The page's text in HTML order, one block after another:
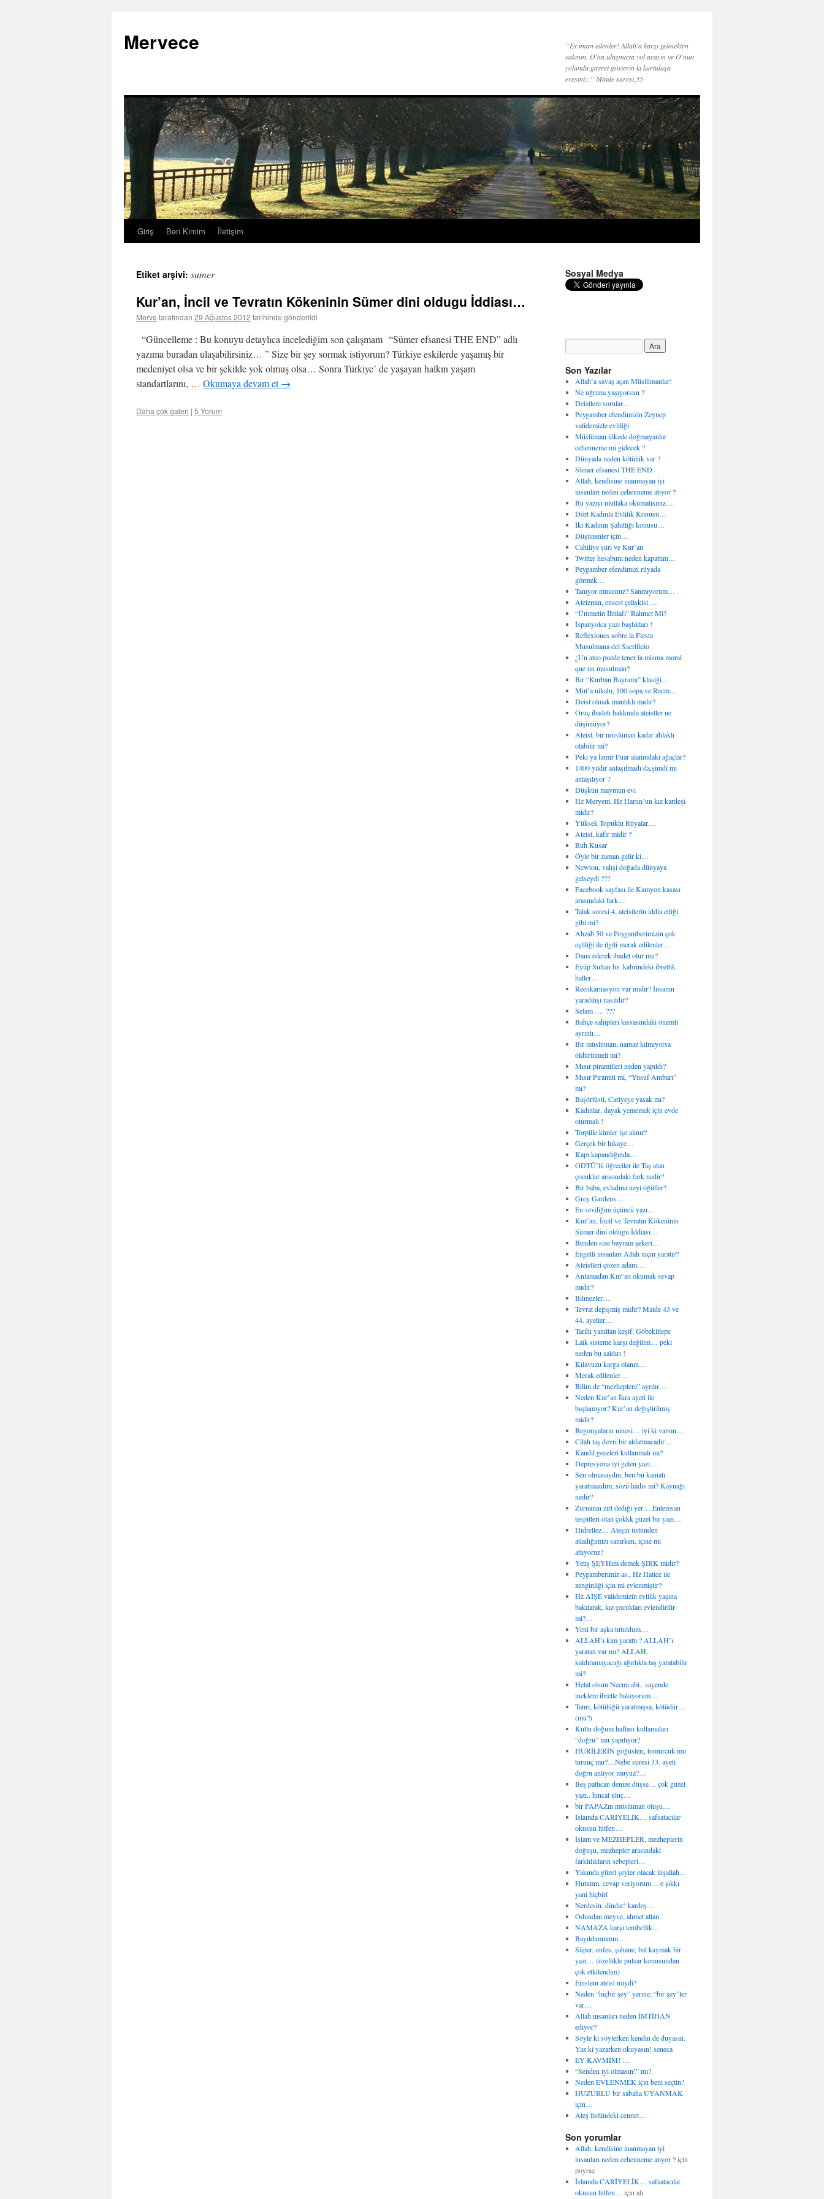
Mervece
“Ey iman edenler! Allah'a karşı gelmekten
sakının, O'na ulaşmaya yol arayın ve O'nun
yolunda gayret gösterin ki kurtuluşa
eresiniz.” Maide suresi,35
Giriş Ben Kimim İletişim
Etiket arşivi: sumer
Kur’an, İncil ve Tevratın Kökeninin Sümer dini oldugu İddiası…
Merve tarafından 29 Ağustos 2012 tarihinde gönderildi
“Güncelleme : Bu konuyu detaylıca incelediğim son çalışmam “Sümer efsanesi THE END” adlı
yazıma buradan ulaşabilirsiniz… ” Size bir şey sormak istiyorum? Türkiye eskilerde yaşamış bir
medeniyet olsa ve bir şekilde yok olmuş olsa… Sonra Türkiye’ de yaşayan halkın yaşam
standartlarını, … Okumaya devam et→
Daha çok galeri | 5 Yorum
Sosyal Medya
Son Yazılar
Allah’a savaş açan Müslümanlar!
Ne uğruna yaşıyorsun ?
Deistlere sorular…
Peygamber efendimizin Zeynep
validemizle evliliği
Müslüman ülkede doğmayanlar
cehenneme mi gidecek ?
Dünyada neden kötülük var ?
Sümer efsanesi THE END.
Allah, kendisine inanmayan iyi
insanları neden cehenneme atıyor ?
Bu yazıyı mutlaka okumalısınız…
Dört Kadınla Evlilik Konusu…
İki Kadının Şahitliği konusu…
Düşünenler için…
Cahiliye şiiri ve Kur’an
Twitter hesabımı neden kapattım…
Peygamber efendimizi rüyada
görmek…
Tanıyor musunuz? Sanmıyorum…
Ateizmin, ensest çelişkisi …
“Ümmetin İhtilafı” Rahmet Mi?
İspanyolca yazı başlıkları !
Reflexiones sobre la Fiesta
Musulmana del Sacrificio
¿Un ateo puede tener la misma moral
que un musulmán?
Bir “Kurban Bayramı” klasiği…
Mut’a nikahı, 100 sopa ve Recm…
Deist olmak mantıklı mıdır?
Oruç ibadeti hakkında ateistler ne
düşünüyor?
Ateist, bir müslüman kadar ahlaklı
olabilir mi?
Peki ya İzmir Fuar alanındaki ağaçlar?
1400 yıldır anlaşılmadı da,şimdi mi
anlaşılıyor ?
Düşkün maymun evi
Hz Meryem, Hz Harun’un kız kardeşi
midir?
Yüksek Topuklu Rüyalar…
Ateist, kafir midir ?
Ruh Kusar
Öyle bir zaman gelir ki…
Newton, vahşi doğada dünyaya
gelseydi ???
Facebook sayfası ile Kamyon kasası
arasındaki fark…
Talak suresi 4, ateistlerin iddia ettiği
gibi mi?
Ahzab 50 ve Peygamberimizin çok
eşliliği ile ilgili merak edilenler…
Dans ederek ibadet olur mu?
Eyüp Sultan hz. kabrindeki ibretlik
haller…
Reenkarnasyon var mıdır? İnsanın
yaradılışı nasıldır?
Selam …. ???
Bahçe sahipleri kıssasındaki önemli
ayrıntı…
Bir müslüman, namaz kılmıyorsa
öldürülmeli mi?
Mısır piramitleri neden yapıldı?
Mısır Piramiti mi, “Yusuf Ambarı”
mı?
Başörtüsü, Cariyeye yasak mı?
Kadınlar, dayak yememek için evde
oturmalı !
Torpille kimler işe alınır?
Gerçek bir hikaye…
Kapı kapandığında…
ODTÜ’lü öğreciler ile Taş atan
çocuklar arasındaki fark nedir?
Bir baba, evladına neyi öğütler?
Grey Gardens…
En sevdiğim üçüncü yazı…
Kur’an, İncil ve Tevratın Kökeninin
Sümer dini oldugu İddiası…
Benden size bayram şekeri…
Engelli insanları Allah niçin yaratır?
Ateistleri çözen adam…
Anlamadan Kur’an okumak sevap
mıdır?
Bilmezler…
Tevrat değişmiş midir? Maide 43 ve
44. ayetler…
Tarihi yanıltan keşif: Göbeklitepe
Laik sisteme karşı değilim… peki
neden bu saldırı !
Kılavuzu karga olanın…
Merak edilenler…
Bilim de “mezheplere” ayrılır…
Neden Kur’an İkra ayeti ile
başlamıyor? Kur’an değiştirilmiş
midir?
Begonyaların ninesi… iyi ki varsın…
Cilalı taş devri bir aldatmacadır…
Kandil geceleri kutlanmalı mı?
Depresyona iyi gelen yazı…
Sen olmasaydın, ben bu kainatı
yaratmazdım; sözü hadis mi? Kaynağı
nedir?
Zurnanın zırt dediği yer… Enteresan
tespitleri olan çokkk güzel bir yazı…
Hıdrellez… Ateşin üstünden
atladığımızı sanırken, içine mi
atlıyoruz?
Yetiş ŞEYHim demek ŞİRK midir?
Peygamberimiz as., Hz Hatice ile
zenginliği için mi evlenmiştir?
Hz AİŞE validemizin evlilik yaşına
bakılarak, kız çocukları evlendirilir
mi?…
Yeni bir aşka tutuldum…
ALLAH’ı kim yarattı ? ALLAH’ı
yaratan var mı? ALLAH,
kaldıramayacağı ağırlıkta taş yaratabilir
mi?
Helal olsun Necmi abi.. sayende
ineklere ibretle bakıyorum…
Tanrı, kötülüğü yaratmışsa, kötüdür…
(mü?)
Kutlu doğum haftası kutlamaları
“doğru” mu yapılıyor?
HURİLERİN göğüsleri, tomurcuk mu
turunç mu?…Nebe suresi 33. ayeti
doğru anlıyor muyuz?…
Beş patlıcan denize düşse… çok güzel
yazı.. hıncal uluç…
bir PAPAZın müslüman oluşu…
İslamda CARİYELİK… safsatacılar
okusun lütfen…
İslam ve MEZHEPLER, mezheplerin
doğuşu, mezhepler arasındaki
farklılıkların sebepleri…
Yakında güzel şeyler olacak inşallah…
Hımmm, cevap veriyorum… e şıkkı
yani hiçbiri
Nerdesin, dindar! kardeş…
Odundan meyve, ahmet altan
NAMAZA karşı tembellik…
Bayıldımmmm…
Süper, enfes, şahane, bal kaymak bir
yazı… (özellikle pulsar konusundan
çok etkilendim)
Einstein ateist miydi?
Neden “hiçbir şey” yerine; “bir şey”ler
var…
Allah insanları neden İMTİHAN
ediyor?
Söyle ki söylerken kendin de duyasın.
Yaz ki yazarken okuyasın! seneca
EY KAVMİM! …
“Senden iyi olmasın!” mı?
Neden EVLENMEK için beni seçtin?
HUZURLU bir sabaha UYANMAK
için…
Ateş üstündeki cennet…
Son yorumlar
Allah, kendisine inanmayan iyi
insanları neden cehenneme atıyor ?için
poyraz
İslamda CARİYELİK… safsatacılar
okusun lütfen… için ali